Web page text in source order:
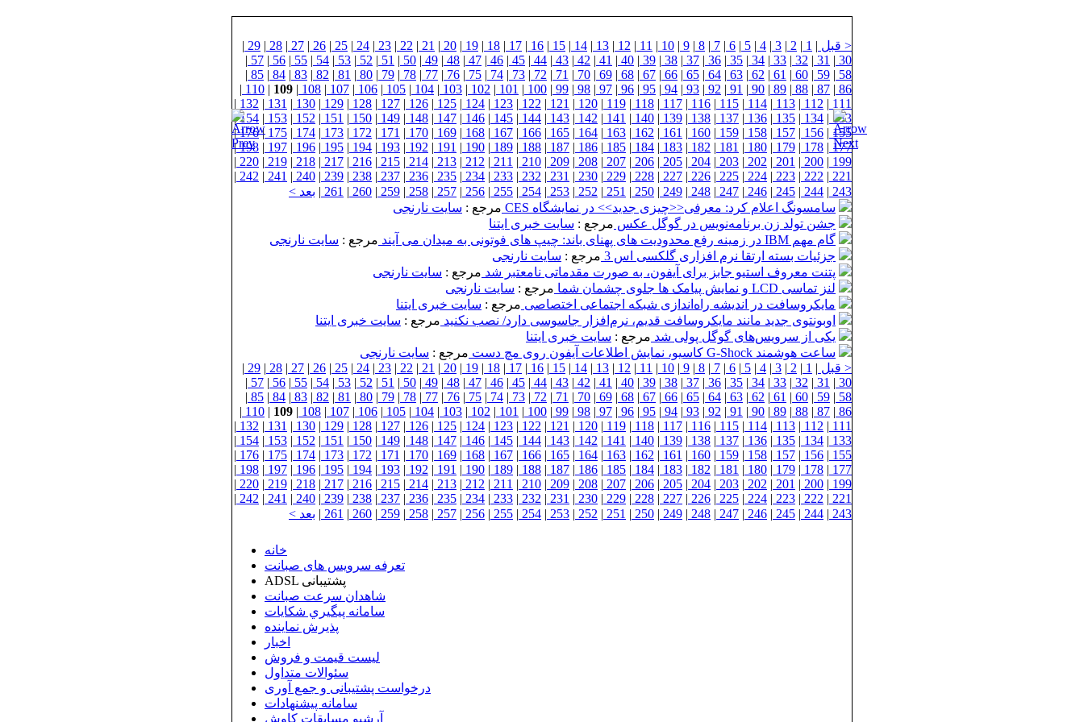
< قبل |
1
|
2
|
3
|
4
|
5
|
6
|
7
|
8
|
9
|
10
|
11
|
12
|
13
|
14
|
15
|
16
|
17
|
18
|
19
|
20
|
21
|
22
|
23
|
24
|
25
|
26
|
27
|
28
|
29
|
30
|
31
|
32
|
33
|
34
|
35
|
36
|
37
|
38
|
39
|
40
|
41
|
42
|
43
|
44
|
45
|
46
|
47
|
48
|
49
|
50
|
51
|
52
|
53
|
54
|
55
|
56
|
57
|
58
|
59
|
60
|
61
|
62
|
63
|
64
|
65
|
66
|
67
|
68
|
69
|
70
|
71
|
72
|
73
|
74
|
75
|
76
|
77
|
78
|
79
|
80
|
81
|
82
|
83
|
84
|
85
|
86
|
87
|
88
|
89
|
90
|
91
|
92
|
93
|
94
|
95
|
96
|
97
|
98
|
99
|
100
|
101
|
102
|
103
|
104
|
105
|
106
|
107
|
108
|
109
|
110
|
111
|
112
|
113
|
114
|
115
|
116
|
117
|
118
|
119
|
120
|
121
|
122
|
123
|
124
|
125
|
126
|
127
|
128
|
129
|
130
|
131
|
132
|
133
|
134
|
135
|
136
|
137
|
138
|
139
|
140
|
141
|
142
|
143
|
144
|
145
|
146
|
147
|
148
|
149
|
150
|
151
|
152
|
153
|
154
|
155
|
156
|
157
|
158
|
159
|
160
|
161
|
162
|
163
|
164
|
165
|
166
|
167
|
168
|
169
|
170
|
171
|
172
|
173
|
174
|
175
|
176
|
177
|
178
|
179
|
180
|
181
|
182
|
183
|
184
|
185
|
186
|
187
|
188
|
189
|
190
|
191
|
192
|
193
|
194
|
195
|
196
|
197
|
198
|
199
|
200
|
201
|
202
|
203
|
204
|
205
|
206
|
207
|
208
|
209
|
210
|
211
|
212
|
213
|
214
|
215
|
216
|
217
|
218
|
219
|
220
|
221
|
222
|
223
|
224
|
225
|
226
|
227
|
228
|
229
|
230
|
231
|
232
|
233
|
234
|
235
|
236
|
237
|
238
|
239
|
240
|
241
|
242
|
243
|
244
|
245
|
246
|
247
|
248
|
249
|
250
|
251
|
252
|
253
|
254
|
255
|
256
|
257
|
258
|
259
|
260
|
261
| بعد >
سامسونگ اعلام کرد: معرفی<<چیزی جدید>> در نمایشگاه CES
مرجع : سایت نارنجی
جشن تولد زن برنامه‌نویس در گوگل عکس مرجع : سایت خبری ایتنا
گام مهم IBM در زمینه رفع محدودیت های پهنای باند: چیپ های فوتونی به میدان می آیند
مرجع : سایت نارنجی
جزئیات بسته ارتقا نرم افزاری گلکسی اس 3
مرجع : سایت نارنجی
پتنت معروف استیو جابز برای آیفون، به صورت مقدماتی نامعتبر شد مرجع : سایت نارنجی
لنز تماسی LCD و نمایش پیامک ها جلوی چشمان شما
مرجع : سایت نارنجی
مایکروسافت در اندیشه راه‌اندازی شبکه اجتماعی اختصاصی مرجع : سایت خبری ایتنا
اوبونتوی جدید مانند مایکروسافت قدیم، نرم‌افزار جاسوسی دارد/ نصب نکنید مرجع : سایت خبری ایتنا
یکی از سرویس‌های گوگل پولی شد مرجع : سایت خبری ایتنا
ساعت هوشمند G-Shock کاسیو، نمایش اطلاعات آیفون روی مچ دست
مرجع : سایت نارنجی
< قبل |
1
|
2
|
3
|
4
|
5
|
6
|
7
|
8
|
9
|
10
|
11
|
12
|
13
|
14
|
15
|
16
|
17
|
18
|
19
|
20
|
21
|
22
|
23
|
24
|
25
|
26
|
27
|
28
|
29
|
30
|
31
|
32
|
33
|
34
|
35
|
36
|
37
|
38
|
39
|
40
|
41
|
42
|
43
|
44
|
45
|
46
|
47
|
48
|
49
|
50
|
51
|
52
|
53
|
54
|
55
|
56
|
57
|
58
|
59
|
60
|
61
|
62
|
63
|
64
|
65
|
66
|
67
|
68
|
69
|
70
|
71
|
72
|
73
|
74
|
75
|
76
|
77
|
78
|
79
|
80
|
81
|
82
|
83
|
84
|
85
|
86
|
87
|
88
|
89
|
90
|
91
|
92
|
93
|
94
|
95
|
96
|
97
|
98
|
99
|
100
|
101
|
102
|
103
|
104
|
105
|
106
|
107
|
108
|
109
|
110
|
111
|
112
|
113
|
114
|
115
|
116
|
117
|
118
|
119
|
120
|
121
|
122
|
123
|
124
|
125
|
126
|
127
|
128
|
129
|
130
|
131
|
132
|
133
|
134
|
135
|
136
|
137
|
138
|
139
|
140
|
141
|
142
|
143
|
144
|
145
|
146
|
147
|
148
|
149
|
150
|
151
|
152
|
153
|
154
|
155
|
156
|
157
|
158
|
159
|
160
|
161
|
162
|
163
|
164
|
165
|
166
|
167
|
168
|
169
|
170
|
171
|
172
|
173
|
174
|
175
|
176
|
177
|
178
|
179
|
180
|
181
|
182
|
183
|
184
|
185
|
186
|
187
|
188
|
189
|
190
|
191
|
192
|
193
|
194
|
195
|
196
|
197
|
198
|
199
|
200
|
201
|
202
|
203
|
204
|
205
|
206
|
207
|
208
|
209
|
210
|
211
|
212
|
213
|
214
|
215
|
216
|
217
|
218
|
219
|
220
|
221
|
222
|
223
|
224
|
225
|
226
|
227
|
228
|
229
|
230
|
231
|
232
|
233
|
234
|
235
|
236
|
237
|
238
|
239
|
240
|
241
|
242
|
243
|
244
|
245
|
246
|
247
|
248
|
249
|
250
|
251
|
252
|
253
|
254
|
255
|
256
|
257
|
258
|
259
|
260
|
261
| بعد >
خانه
تعرفه سرویس های صبانت
ADSL پشتیبانی
شاهدان سرعت صبانت
سامانه پيگيري شكايات
پذيرش نماينده
اخبار
لیست قیمت و فروش
سئوالات متداول
درخواست پشتیبانی و جمع آوری
سامانه پیشنهادات
آرشیو مسابقات کاوش